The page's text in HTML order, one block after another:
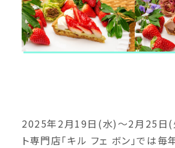
2025年2月19日(水)～2月25日(
ト専門店「キル フェ ボン」では